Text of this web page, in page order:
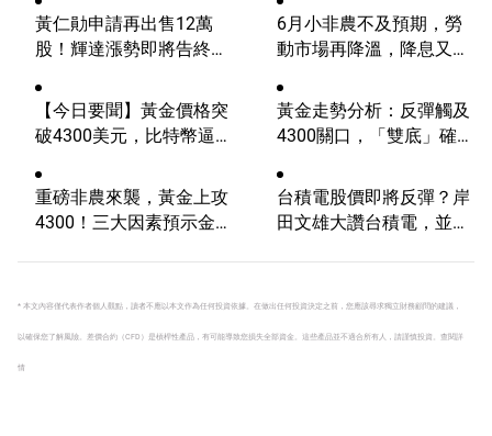
黃仁勛申請再出售12萬
股！輝達漲勢即將告終？
6月小非農不及預期，勞
動市場再降溫，降息又邁
【今日要聞】黃金價格突
破4300美元，比特幣逼近
黃金走勢分析：反彈觸及
4300關口，「雙底」確立
重磅非農來襲，黃金上攻
4300！三大因素預示金價
台積電股價即將反彈？岸
田文雄大讚台積電，並提
* 本文內容僅代表作者個人觀點，讀者不應以本文作為任何投資依據。在做出任何投資決定之前，您應該尋求獨立財務顧問的建議，
以確保您了解風險。 差價合約（CFD）是槓桿性產品，有可能導致您損失全部資金。這些產品並不適合所有人，請謹慎投資。 查閱詳
情